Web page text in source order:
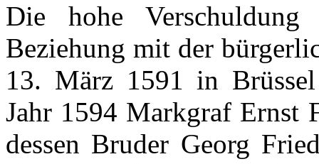
Die hohe Verschuldung
Beziehung mit der
13. März1591 in Brüssel
Jahr 1594 Markgraf Ernst
dessen Bruder Georg